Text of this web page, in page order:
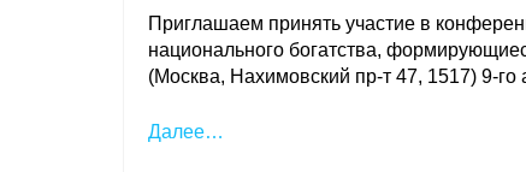
Приглашаем принять участие в
национального богатства,
(Москва, Нахимовский пр-т 47, 1517) 9-го
Далее…